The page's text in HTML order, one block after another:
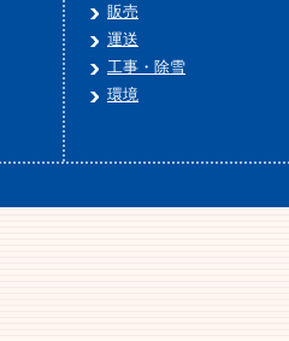
販売
運送
工事・除雪
環境